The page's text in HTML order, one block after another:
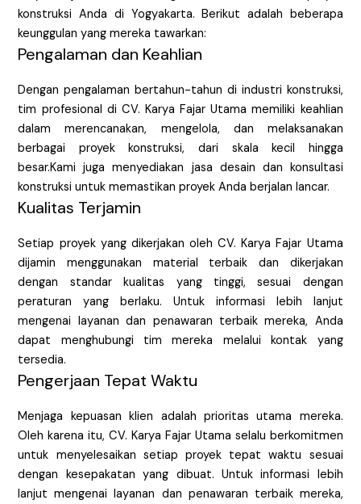
konstruksi Anda di Yogyakarta. Berikut adalah beberapa
keunggulan yang mereka tawarkan:
Pengalaman dan Keahlian
Dengan pengalaman bertahun-tahun di industri konstruksi,
tim profesional di CV. Karya Fajar Utama memiliki keahlian
dalam merencanakan, mengelola, dan melaksanakan
berbagai proyek konstruksi, dari skala kecil hingga
besar.Kami juga menyediakan jasa desain dan konsultasi
konstruksi untuk memastikan proyek Anda berjalan lancar.
Kualitas Terjamin
Setiap proyek yang dikerjakan oleh CV. Karya Fajar Utama
dijamin menggunakan material terbaik dan dikerjakan
dengan standar kualitas yang tinggi, sesuai dengan
peraturan yang berlaku. Untuk informasi lebih lanjut
mengenai layanan dan penawaran terbaik mereka, Anda
dapat menghubungi tim mereka melalui kontak yang
tersedia.
Pengerjaan Tepat Waktu
Menjaga kepuasan klien adalah prioritas utama mereka.
Oleh karena itu, CV. Karya Fajar Utama selalu berkomitmen
untuk menyelesaikan setiap proyek tepat waktu sesuai
dengan kesepakatan yang dibuat. Untuk informasi lebih
lanjut mengenai layanan dan penawaran terbaik mereka,